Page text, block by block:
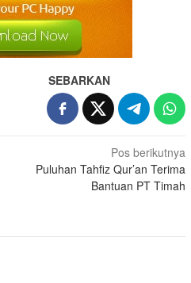
SEBARKAN
Pos berikutnya
Puluhan Tahfiz Qur’an Terima
Bantuan PT Timah